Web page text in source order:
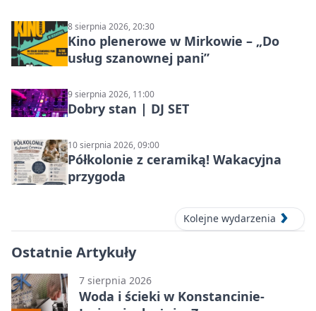
8 sierpnia 2026, 20:30
Kino plenerowe w Mirkowie – „Do
usług szanownej pani”
9 sierpnia 2026, 11:00
Dobry stan | DJ SET
10 sierpnia 2026, 09:00
Półkolonie z ceramiką! Wakacyjna
przygoda
Kolejne wydarzenia
Ostatnie Artykuły
7 sierpnia 2026
Woda i ścieki w Konstancinie-